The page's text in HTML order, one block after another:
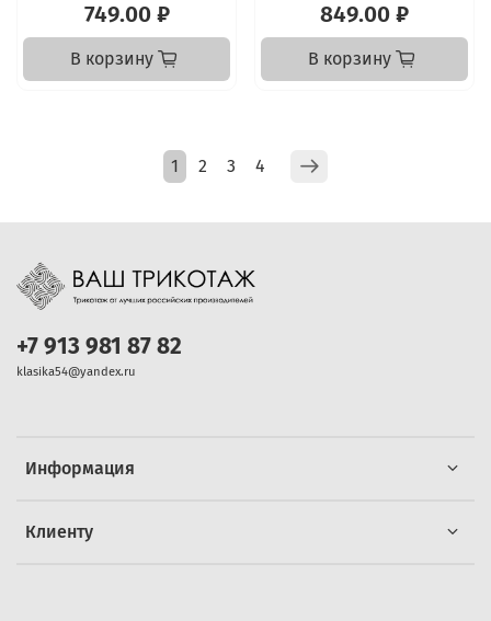
749.00 ₽
В корзину
849.00 ₽
В корзину
1 2 3 4
Информация
Клиенту
+7 913 981 87 82
klasika54@yandex.ru